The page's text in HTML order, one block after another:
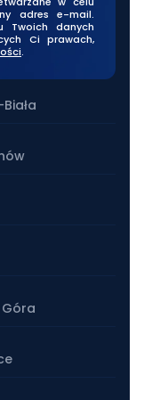
usług
kto
adres e-mail.
Twoich danych
Ci prawach,
.